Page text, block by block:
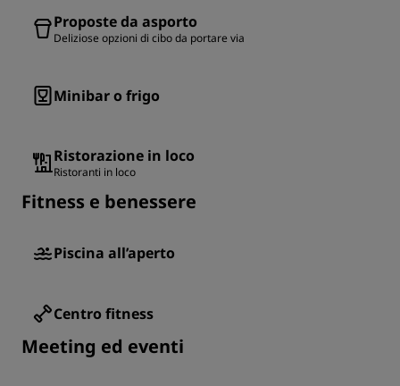
Proposte da asporto
Deliziose opzioni di cibo da portare via
Minibar o frigo
Ristorazione in loco
Ristoranti in loco
Fitness e benessere
Piscina all’aperto
Centro fitness
Meeting ed eventi